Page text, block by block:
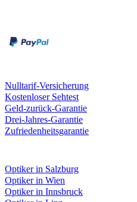
Nulltarif-Versicherung
Kostenloser Sehtest
Geld-zurück-Garantie
Drei-Jahres-Garantie
Zufriedenheitsgarantie
Optiker in Salzburg
Optiker in Wien
Optiker in Innsbruck